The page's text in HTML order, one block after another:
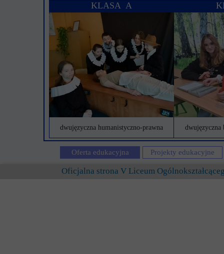
KLASA A
dwujęzyczna
dwujęzyczna humanistyczno-prawna
Projekty edukacyjne
Oferta edukacyjna
Oficjalna strona V Liceum